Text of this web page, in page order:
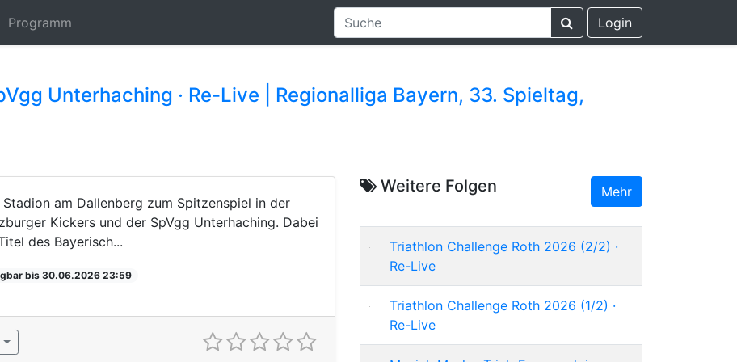
Programm Login
Unterhaching · Re-Live | Regionalliga Bayern, 33. Spieltag,
am Dallenberg zum Spitzenspiel in der
Kickers und der SpVgg Unterhaching. Dabei
des Bayerisch...
bis 30.06.2026 23:59
Weitere Folgen Mehr
Triathlon Challenge Roth 2026 (2/2) ·
Re-Live
Triathlon Challenge Roth 2026 (1/2) ·
Re-Live